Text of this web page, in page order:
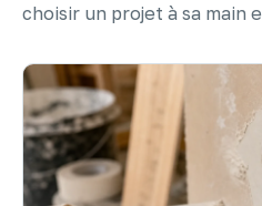
choisir un projet à sa main